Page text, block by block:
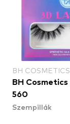
BH COSMETICS
BH Cosmetics
560
Szempillák